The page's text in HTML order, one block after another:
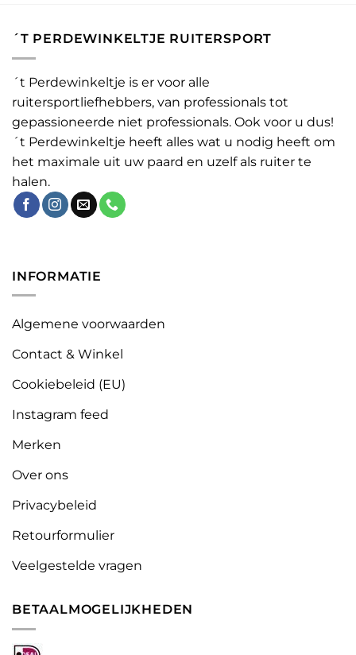
´T PERDEWINKELTJE RUITERSPORT
´t Perdewinkeltje is er voor alle
ruitersportliefhebbers, van professionals tot
gepassioneerde niet professionals. Ook voor u dus!
´t Perdewinkeltje heeft alles wat u nodig heeft om
het maximale uit uw paard en uzelf als ruiter te
halen.
INFORMATIE
Algemene voorwaarden
Contact & Winkel
Cookiebeleid (EU)
Instagram feed
Merken
Over ons
Privacybeleid
Retourformulier
Veelgestelde vragen
BETAALMOGELIJKHEDEN